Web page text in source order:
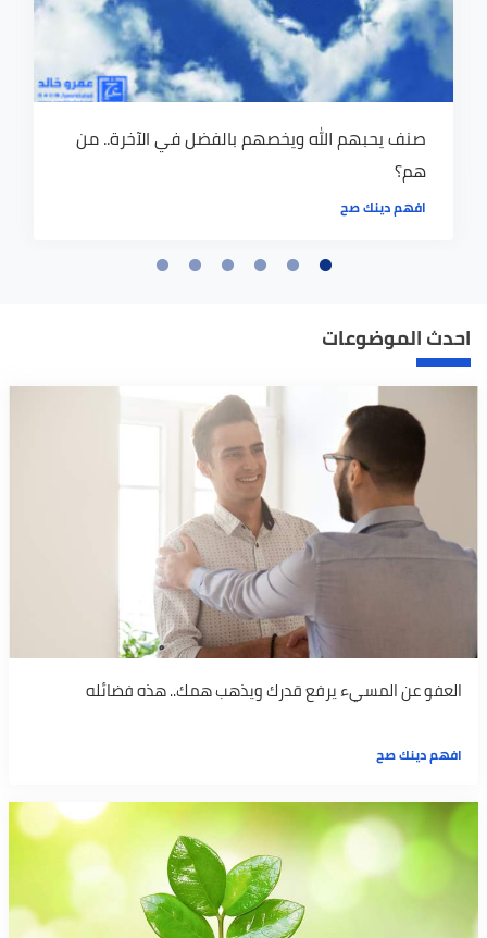
صنف يحبهم الله ويخصهم بالفضل في الآخرة.. من
هم؟
افهم دينك صح
احدث الموضوعات
العفو عن المسيء يرفع قدرك ويذهب همك.. هذه فضائله
افهم دينك صح